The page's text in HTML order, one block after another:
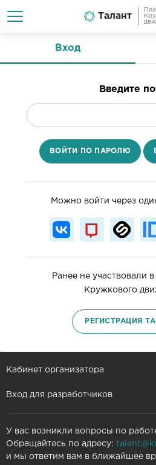
Талант
Вход
Введите
ВОЙТИ ПО ПАРОЛЮ
Можно войти через
Ранее не участвовали
Кружкового
РЕГИСТРАЦИЯ
Кабинет организатора
Вход для разработчиков
У вас возникли вопросы по
Обращайтесь по адресу:
и мы ответим вам в ближайшее